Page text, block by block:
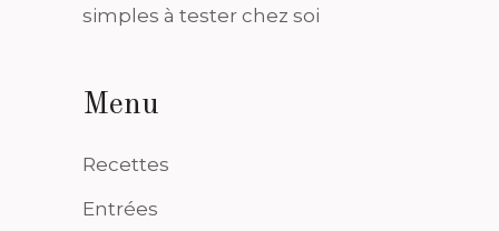
simples à tester chez soi
Menu
Recettes
Entrées